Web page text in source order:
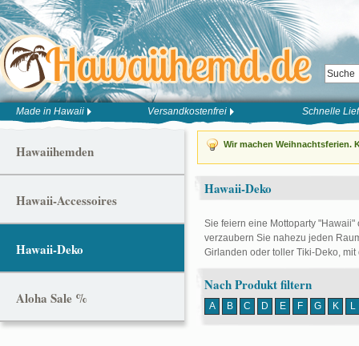
Made in Hawaii Versandkostenfrei Schnelle
Wir machen Weihnachtsferien.
Hawaii-Deko
Sie feiern eine Mottoparty
verzaubern Sie nahezu jeden
Girlanden oder toller Tiki-Deko,
Nach Produkt filtern
A B C D E F G K L
Hawaiihemden
Hawaii-Accessoires
Hawaii-Deko
Aloha Sale %